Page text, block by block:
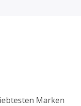
Marken